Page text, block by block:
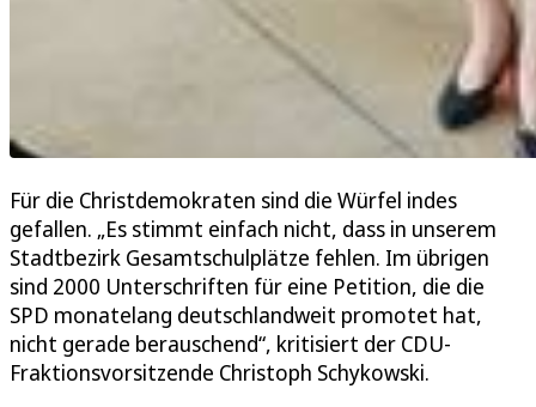
Für die Christdemokraten sind die Würfel indes
gefallen. „Es stimmt einfach nicht, dass in unserem
Stadtbezirk Gesamtschulplätze fehlen. Im übrigen
sind 2000 Unterschriften für eine Petition, die die
SPD monatelang deutschlandweit promotet hat,
nicht gerade berauschend“, kritisiert der CDU-
Fraktionsvorsitzende Christoph Schykowski.